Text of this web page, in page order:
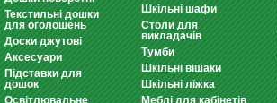
Текстильні дошки
для оголошень
Доски джутові
Аксесуари
Підставки для
дошок
Освітлювальне
Шкільні шафи
Столи для
викладачів
Тумби
Шкільні вішаки
Шкільні ліжка
Меблі для кабінетів